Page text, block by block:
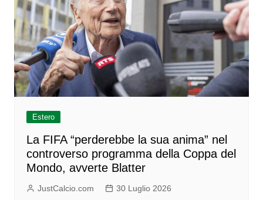
Estero
La FIFA “perderebbe la sua anima” nel
controverso programma della Coppa del
Mondo, avverte Blatter
JustCalcio.com 30 Luglio 2026